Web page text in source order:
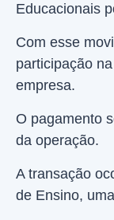
Educacionais
Com esse
participação
empresa.
O pagamento
da operação.
A transação
de Ensino,